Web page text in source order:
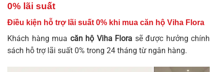
0% lãi suất
Điều kiện hỗ trợ lãi suất 0% khi mua căn hộ Viha Flora
Khách hàng mua căn hộ Viha Flora sẽ được hưởng chính
sách hỗ trợ lãi suất 0% trong 24 tháng từ ngân hàng.